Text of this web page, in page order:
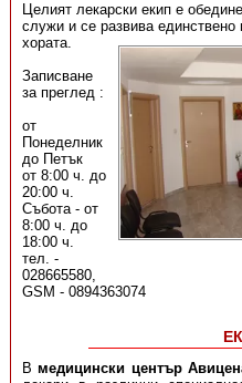
Целият лекарски екип е
служи и се развива единствено
хората.
Записване
за преглед :
от
Понеделник
до Петък
от 8:00 ч. до
20:00 ч.
Събота - от
8:00 ч. до
18:00 ч.
тел. -
028665580,
GSM - 0894363074
Вмедицински център